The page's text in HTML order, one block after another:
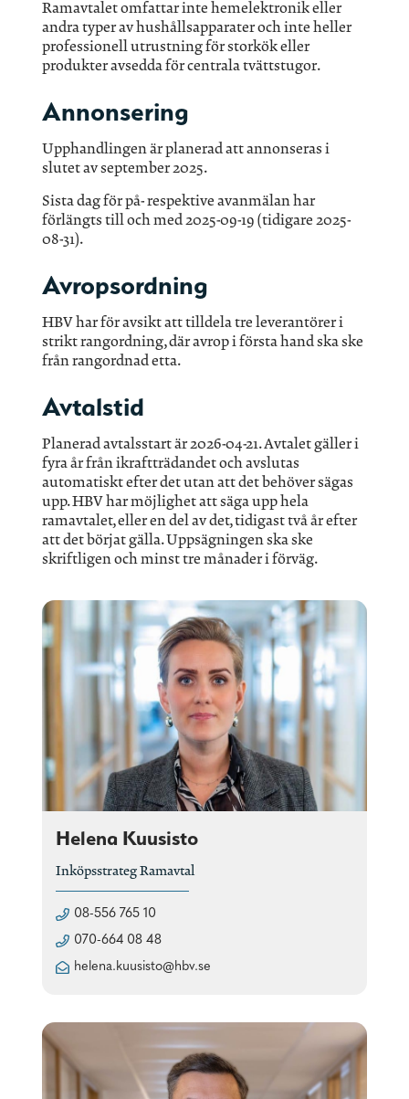
Ramavtalet omfattar inte hemelektronik eller
andra typer av hushållsapparater och inte heller
professionell utrustning för storkök eller
produkter avsedda för centrala tvättstugor.
Annonsering
Upphandlingen är planerad att annonseras i
slutet av september 2025.
Sista dag för på- respektive avanmälan har
förlängts till och med 2025-09-19 (tidigare 2025-
08-31).
Avropsordning
HBV har för avsikt att tilldela tre leverantörer i
strikt rangordning, där avrop i första hand ska ske
från rangordnad etta.
Avtalstid
Planerad avtalsstart är 2026-04-21. Avtalet gäller i
fyra år från ikraftträdandet och avslutas
automatiskt efter det utan att det behöver sägas
upp. HBV har möjlighet att säga upp hela
ramavtalet, eller en del av det, tidigast två år efter
att det börjat gälla. Uppsägningen ska ske
skriftligen och minst tre månader i förväg.
Helena Kuusisto
Inköpsstrateg Ramavtal
08-556 765 10
070-664 08 48
helena.kuusisto@hbv.se